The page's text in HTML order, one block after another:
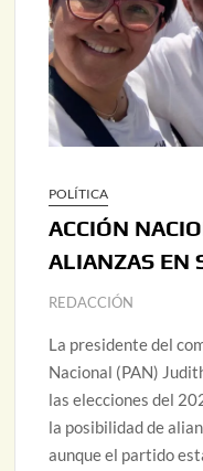
POLÍTICA
ACCIÓN
ALIANZAS EN
REDACCIÓN
La presidente del
Nacional (PAN)
las elecciones del
la posibilidad de
aunque el partido